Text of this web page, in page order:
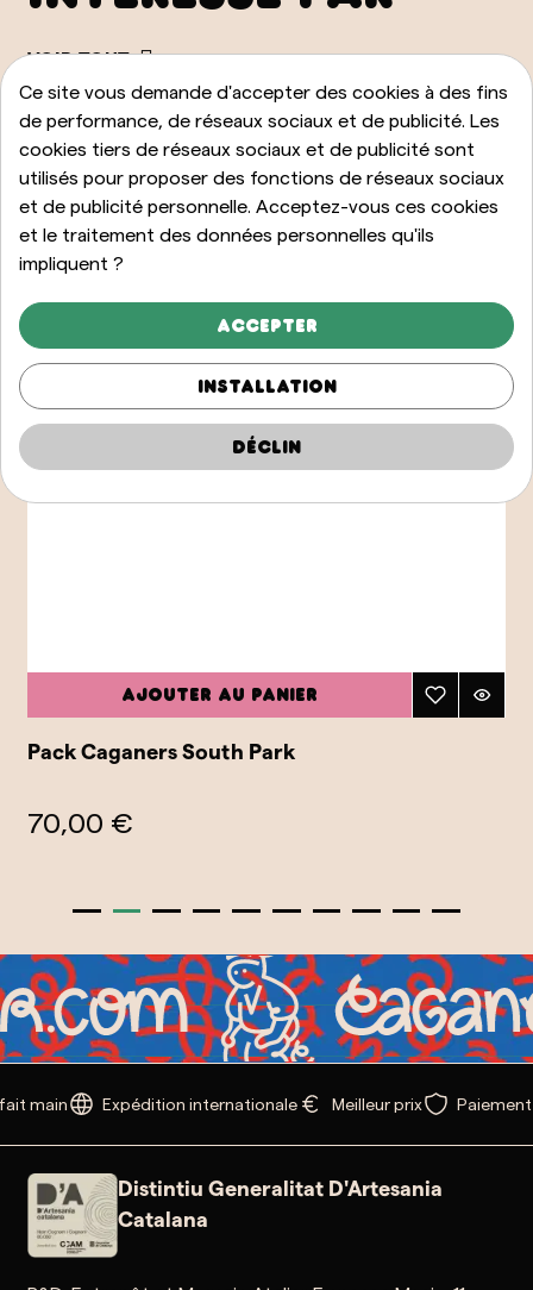
VOIR TOUT
Ajouter au panier
Pack Caganers South Park
70,00 €
main Expédition internationale Meilleur prix Paiement
Distintiu Generalitat D'Artesania
Catalana
Ce site vous demande d'accepter des cookies à des fins
de performance, de réseaux sociaux et de publicité. Les
cookies tiers de réseaux sociaux et de publicité sont
utilisés pour proposer des fonctions de réseaux sociaux
et de publicité personnelle. Acceptez-vous ces cookies
et le traitement des données personnelles qu'ils
impliquent ?
Accepter
Installation
Déclin